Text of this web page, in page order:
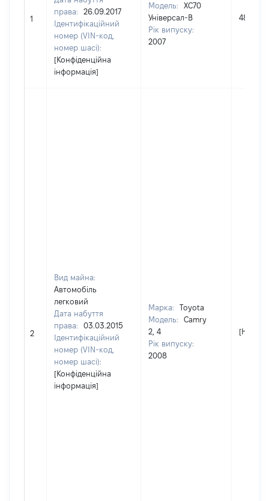
1
права:
26.09.2017
Ідентифікаційний
номер (VIN-код,
номер шасі):
[Конфіденційна
інформація]
Модель:
XC70
Універсал-В
Рік випуску:
2007
48000
2
Вид майна:
Автомобіль
легковий
Дата набуття
права:
03.03.2015
Ідентифікаційний
номер (VIN-код,
номер шасі):
[Конфіденційна
інформація]
Марка:
Toyota
Модель:
Camry
2, 4
Рік випуску:
2008
[Не